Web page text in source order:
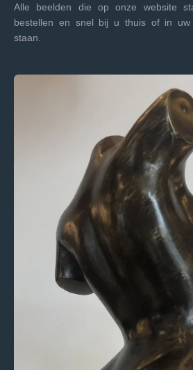
Alle beelden die op onze website
bestellen en snel bij u thuis of in uw
staan.